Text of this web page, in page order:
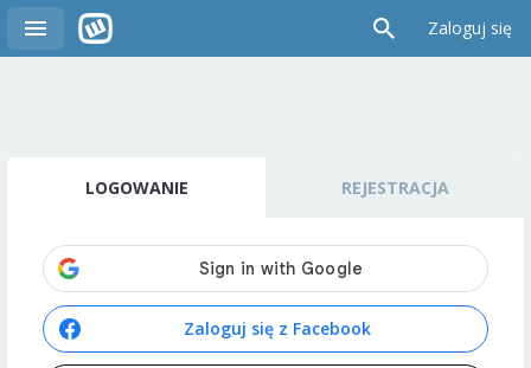
Zaloguj się
LOGOWANIE REJESTRACJA
Zaloguj się z Facebook